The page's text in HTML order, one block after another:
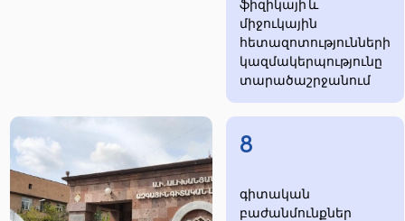
ֆիզիկայի և
միջուկային
հետազոտությունների
​​​​կազմակերպությունը
տարածաշրջանում
8
​​​գիտական
բաժանմունքներ